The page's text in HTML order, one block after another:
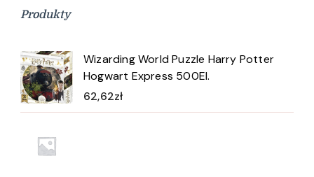
Produkty
Wizarding World Puzzle Harry Potter
Hogwart Express 500El.
62,62zł